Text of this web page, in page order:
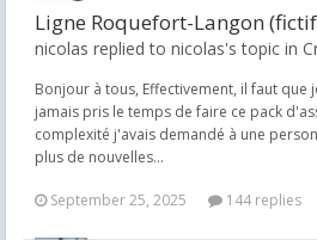
Ligne Roquefort-Langon
nicolas replied to nicolas's topic in
Bonjour à tous, Effectivement, il faut que
jamais pris le temps de faire ce pack
complexité j'avais demandé à une
plus de nouvelles...
September 25, 2025 144 replies